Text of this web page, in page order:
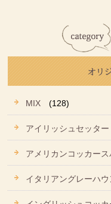
MIX (128)
アイリッシュセッター
アメリカンコッカー
イタリアングレーハウ